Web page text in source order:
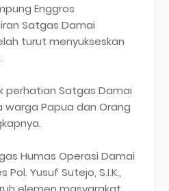
Enggros
Satgas Damai
turut menyukseskan
perhatian Satgas Damai
Papua dan Orang
Humas Operasi Damai
Yusuf Sutejo, S.I.K.,